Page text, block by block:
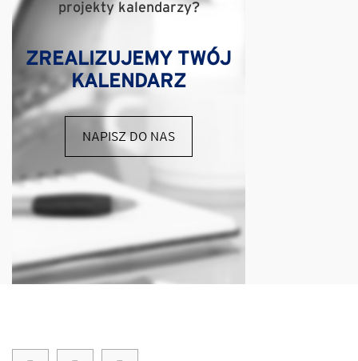
projekty kalendarzy?
ZREALIZUJEMY TWÓJ
KALENDARZ
NAPISZ DO NAS